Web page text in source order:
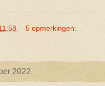
5 opmerkingen:
2022